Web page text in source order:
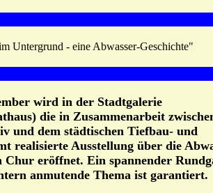
Untergrund - eine Abwasser-Geschichte"
wird in der Stadtgalerie
die in Zusammenarbeit
und dem städtischen Tiefbau- und
realisierte Ausstellung über die
Chur eröffnet. Ein spannender
anmutende Thema ist garantiert.